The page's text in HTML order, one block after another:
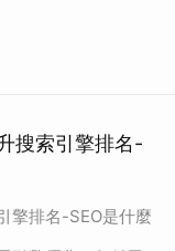
搜索引擎排名-
擎排名-SEO是什麼